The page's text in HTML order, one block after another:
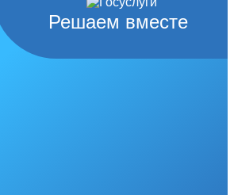
Решаем вместе